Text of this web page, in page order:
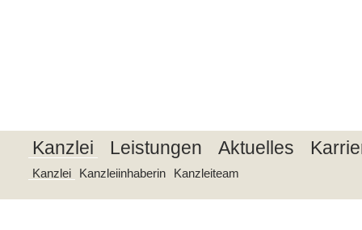
Kanzlei Leistungen Aktuelles
Kanzlei Kanzleiinhaberin Kanzleiteam